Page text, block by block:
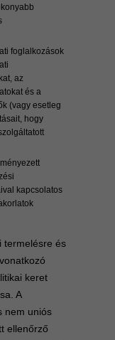
foglalkozások
az
és a
(vagy esetleg
hogy
kapcsolatos
termelésre és
keret
A
nem uniós
ellenőrző